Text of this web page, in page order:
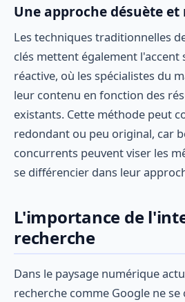
Une approche désuète
Les techniques traditionnelles
clés mettent également l'accent
réactive, où les spécialistes du
leur contenu en fonction des
existants. Cette méthode peut
redondant ou peu original, car
concurrents peuvent viser les
se différencier dans leur
L'importance de
recherche
Dans le paysage numérique
recherche comme Google ne